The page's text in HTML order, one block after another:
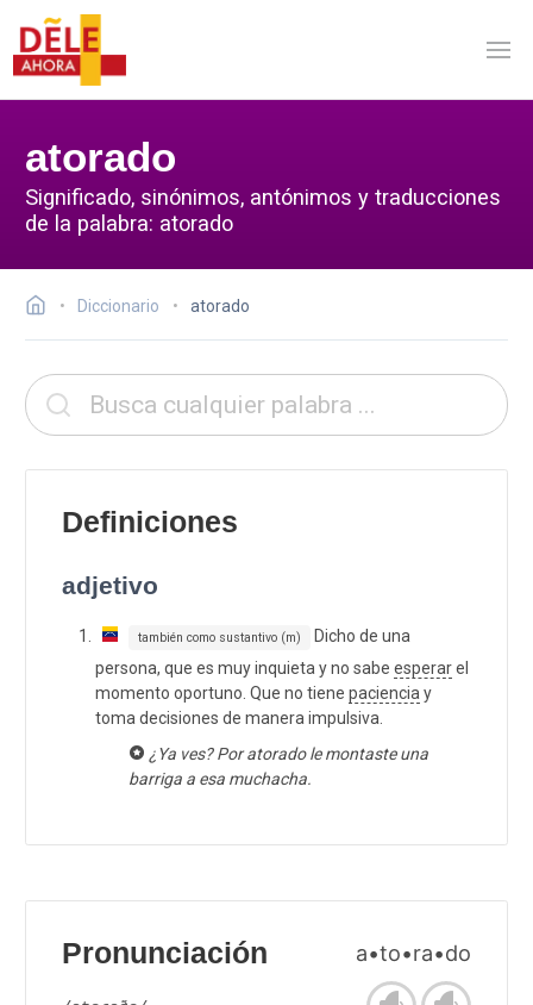
atorado
Significado, sinónimos, antónimos y traducciones
de la palabra: atorado
Diccionario atorado
Definiciones
adjetivo
también como sustantivo (m)
Dicho de una
persona, que es muy inquieta y no sabe esperarel
momento oportuno. Que no tiene paciencia y
toma decisiones de manera impulsiva.
¿Ya ves? Por atorado le montaste una
barriga a esa muchacha.
Pronunciación a•to•ra•do